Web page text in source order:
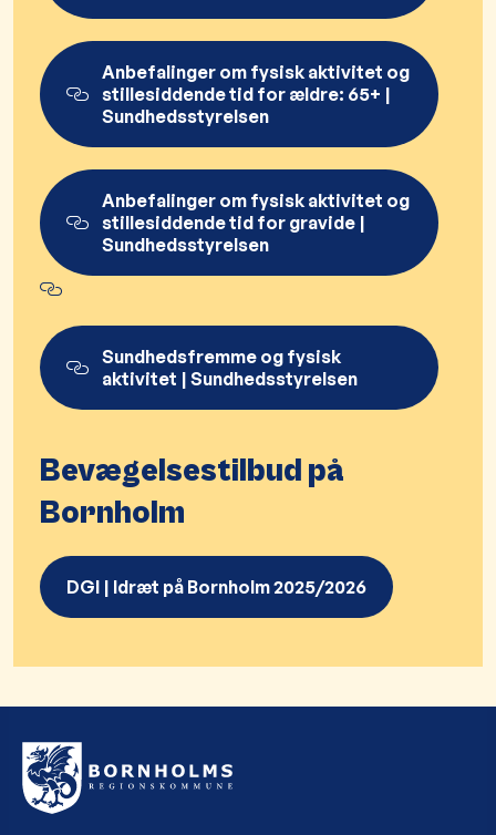
Anbefalinger om fysisk aktivitet og
stillesiddende tid for ældre: 65+ |
Sundhedsstyrelsen
Anbefalinger om fysisk aktivitet og
stillesiddende tid for gravide |
Sundhedsstyrelsen
Sundhedsfremme og fysisk
aktivitet | Sundhedsstyrelsen
Bevægelsestilbud på
Bornholm
DGI | Idræt på Bornholm 2025/2026